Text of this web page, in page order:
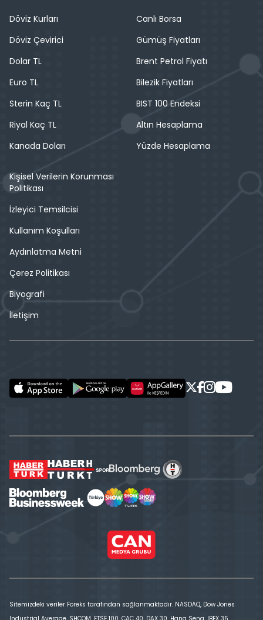
Döviz Kurları
Döviz Çevirici
Dolar TL
Euro TL
Sterin Kaç TL
Riyal Kaç TL
Kanada Doları
Canlı Borsa
Gümüş Fiyatları
Brent Petrol Fiyatı
Bilezik Fiyatları
BIST 100 Endeksi
Altın Hesaplama
Yüzde Hesaplama
Kişisel Verilerin Korunması
Politikası
İzleyici Temsilcisi
Kullanım Koşulları
Aydınlatma Metni
Çerez Politikası
Biyografi
İletişim
Sitemizdeki veriler Foreks tarafından sağlanmaktadır. NASDAQ, Dow Jones